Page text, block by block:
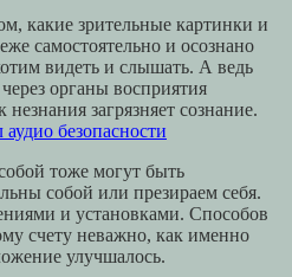
какие зрительные картинки и
самостоятельно и осознано
видеть и слышать. А ведь
органы восприятия
загрязняет сознание.
безопасности
тоже могут быть
собой или презираем себя.
и установками. Способов
счету неважно, как именно
улучшалось.